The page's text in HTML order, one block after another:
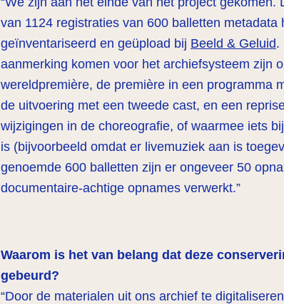
van 1124 registraties van 600 balletten metadata
geïnventariseerd en geüpload bij Beeld & Geluid.
aanmerking komen voor het archiefsysteem zijn
wereldpremière, de première in een programma
de uitvoering met een tweede cast, en een
wijzigingen in de choreografie, of waarmee iets
is (bijvoorbeeld omdat er livemuziek aan is
genoemde 600 balletten zijn er ongeveer 50
documentaire-achtige opnames verwerkt.”
Waarom is het van belang dat deze
gebeurd?
“Door de materialen uit ons archief te